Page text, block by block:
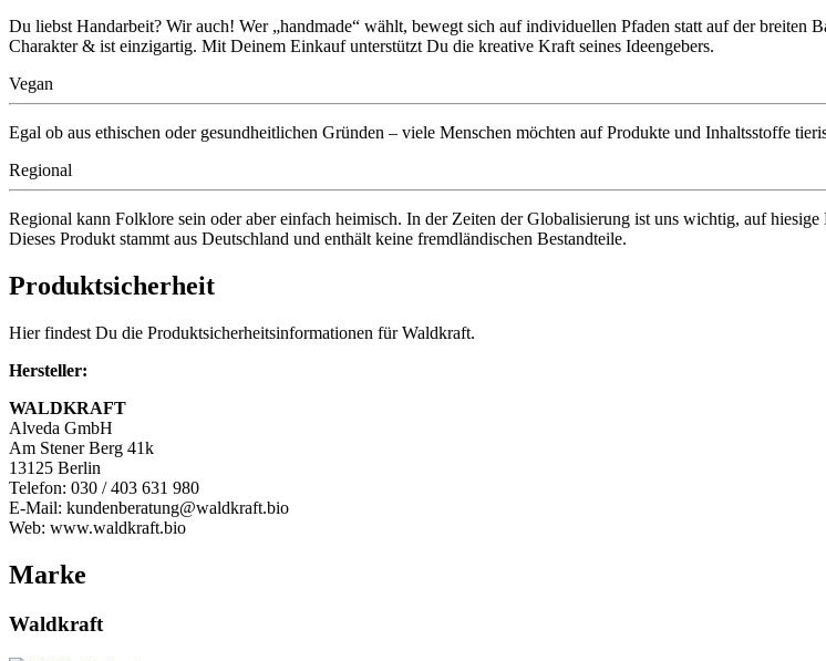
Du liebst Handarbeit? Wir auch! Wer „handmade“ wählt, bewegt sich auf individuellen Pfaden statt auf der
Charakter & ist einzigartig. Mit Deinem Einkauf unterstützt Du die kreative Kraft seines Ideengebers.
Vegan
Egal ob aus ethischen oder gesundheitlichen Gründen – viele Menschen möchten auf Produkte und Inhaltsstoffe
Regional
Regional kann Folklore sein oder aber einfach heimisch. In der Zeiten der Globalisierung ist uns wichtig, auf
Dieses Produkt stammt aus Deutschland und enthält keine fremdländischen Bestandteile.
Produktsicherheit
Hier findest Du die Produktsicherheitsinformationen für Waldkraft.
Hersteller:
WALDKRAFT
Alveda GmbH
Am Stener Berg 41k
13125 Berlin
Telefon: 030 / 403 631 980
E-Mail: kundenberatung@waldkraft.bio
Web: www.waldkraft.bio
Marke
Waldkraft